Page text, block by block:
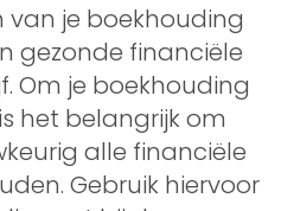
van je boekhouding
gezonde financiële
Om je boekhouding
het belangrijk om
alle financiële
Gebruik hiervoor